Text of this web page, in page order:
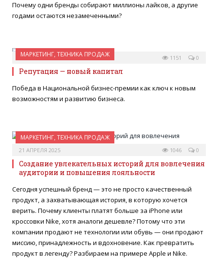
Почему одни бренды собирают миллионы лайков, а другие
годами остаются незамеченными?
МАРКЕТИНГ, ТЕХНИКА ПРОДАЖ
29 АПРЕЛЯ 2025 0
1151
Репутация — новый капитал
Победа в Национальной бизнес-премии как ключ к новым
возможностям и развитию бизнеса.
МАРКЕТИНГ, ТЕХНИКА ПРОДАЖ
21 АПРЕЛЯ 2025 0
1046
Создание увлекательных историй для вовлечения
аудитории и повышения лояльности
Сегодня успешный бренд — это не просто качественный
продукт, а захватывающая история, в которую хочется
верить. Почему клиенты платят больше за iPhone или
кроссовки Nike, хотя аналоги дешевле? Потому что эти
компании продают не технологии или обувь — они продают
миссию, принадлежность и вдохновение. Как превратить
продукт в легенду? Разбираем на примере Apple и Nike.